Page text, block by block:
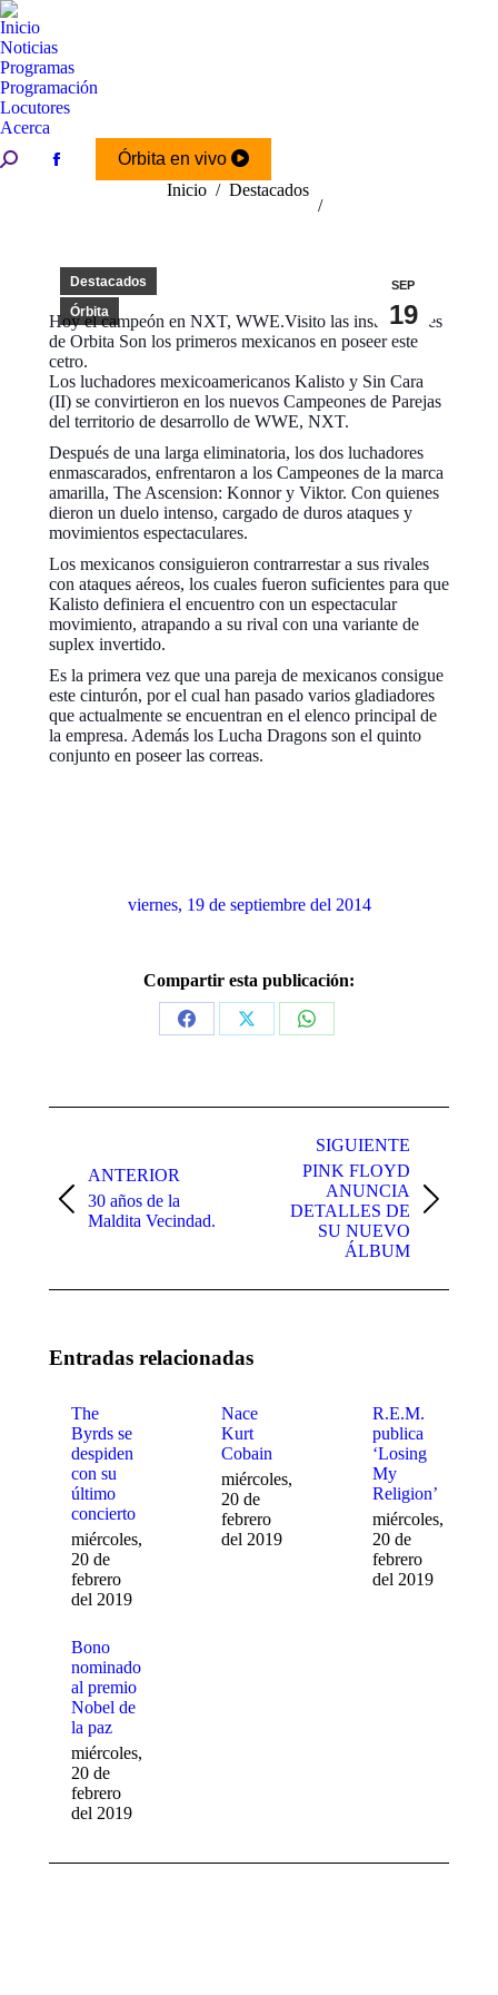
Inicio
Noticias
Programas
Programación
Locutores
Acerca
Buscar:
Facebook
new
window
Órbita en vivo
Estás aquí:
Inicio Destacados
SEP
19
Destacados
Órbita
Hoy el campeón en NXT, WWE.Visito las instalaciones
de Orbita Son los primeros mexicanos en poseer este
cetro.
Los luchadores mexicoamericanos Kalisto y Sin Cara
(II) se convirtieron en los nuevos Campeones de Parejas
del territorio de desarrollo de WWE, NXT.
Después de una larga eliminatoria, los dos luchadores
enmascarados, enfrentaron a los Campeones de la marca
amarilla, The Ascension: Konnor y Viktor. Con quienes
dieron un duelo intenso, cargado de duros ataques y
movimientos espectaculares.
Los mexicanos consiguieron contrarrestar a sus rivales
con ataques aéreos, los cuales fueron suficientes para que
Kalisto definiera el encuentro con un espectacular
movimiento, atrapando a su rival con una variante de
suplex invertido.
Es la primera vez que una pareja de mexicanos consigue
este cinturón, por el cual han pasado varios gladiadores
que actualmente se encuentran en el elenco principal de
la empresa. Además los Lucha Dragons son el quinto
conjunto en poseer las correas.
viernes, 19 de septiembre del 2014
Compartir esta publicación:
Share
Share
Share
publicaciones
ANTERIOR
Publicación
anterior:
30 años de la
Maldita Vecindad.
SIGUIENTE
Publicación
siguiente:
PINK FLOYD
ANUNCIA
DETALLES DE
SU NUEVO
ÁLBUM
Entradas relacionadas
The
Byrds se
despiden
con su
último
concierto
miércoles,
20 de
febrero
del 2019
Nace
Kurt
Cobain
miércoles,
20 de
febrero
del 2019
R.E.M.
publica
‘Losing
My
Religion’
miércoles,
20 de
febrero
del 2019
Bono
nominado
al premio
Nobel de
la paz
miércoles,
20 de
febrero
del 2019